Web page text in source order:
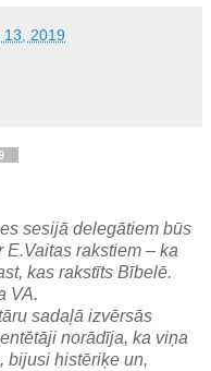
13, 2019
sesijā delegātiem būs
rakstiem – ka
kas rakstīts Bībelē.
VA.
sadaļā izvērsās
norādīja, ka viņa
bijusi histēriķe un,